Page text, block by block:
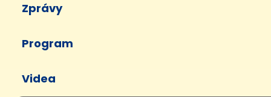
Zprávy
Program
Videa